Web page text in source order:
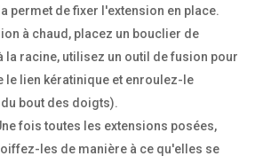
permet de fixer l'extension en place.
à chaud, placez un bouclier de
la racine, utilisez un outil de fusion pour
le lien kératinique et enroulez-le
bout des doigts).
fois toutes les extensions posées,
les de manière à ce qu'elles se